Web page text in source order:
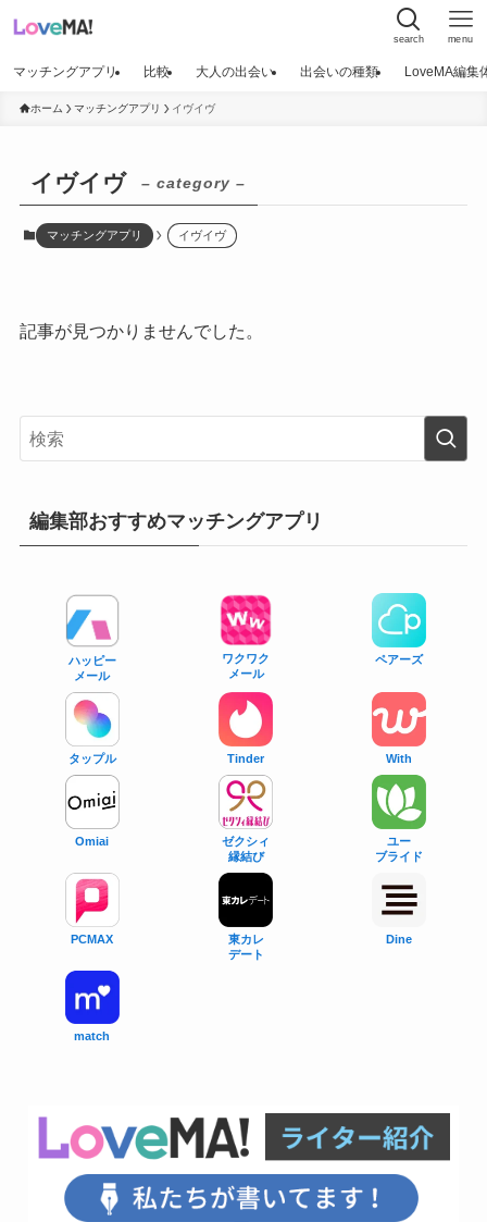
search menu
マッチングアプリ 比較 大人の出会い 出会いの種類 LoveMA編集
ホーム マッチングアプリ イヴイヴ
イヴイヴ – category –
マッチングアプリ イヴイヴ
記事が見つかりませんでした。
編集部おすすめマッチングアプリ
ハッピー
メール
ワクワク
メール
ペアーズ
タップル Tinder With
Omiai
ゼクシィ
縁結び
ユー
ブライド
PCMAX
東カレ
デート
Dine
match